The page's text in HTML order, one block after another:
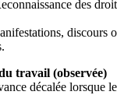
des
discours
travail (observée)
décalée lorsque